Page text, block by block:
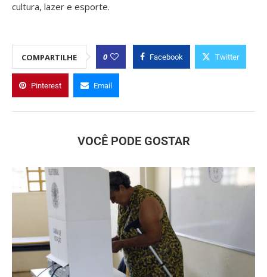
cultura, lazer e esporte.
COMPARTILHE 0 Facebook Twitter
Pinterest Email
VOCÊ PODE GOSTAR